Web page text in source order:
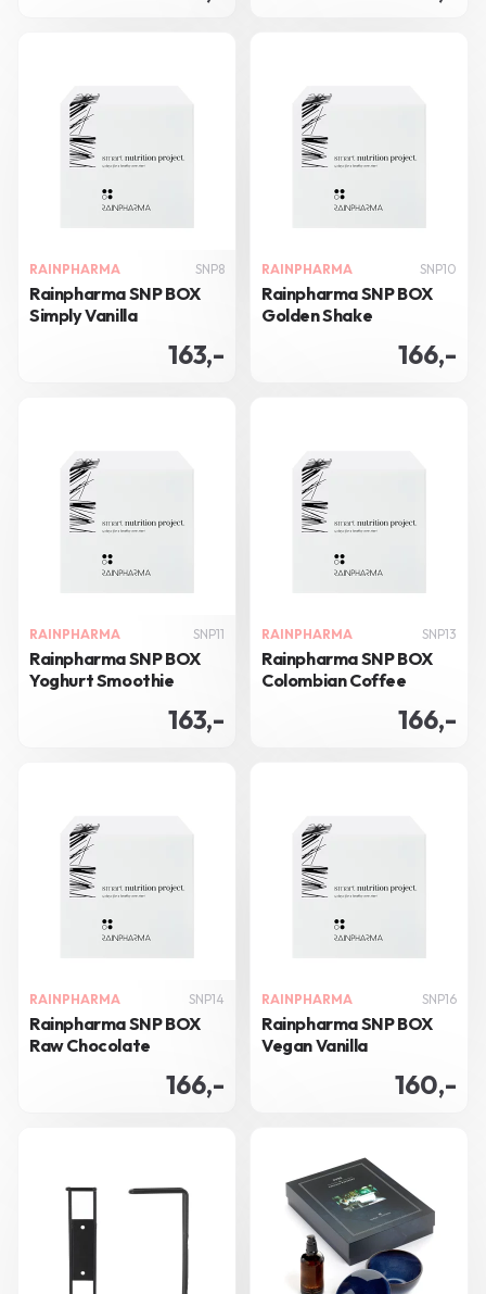
RAINPHARMA SNP8
Rainpharma SNP BOX
Simply Vanilla
163,-
RAINPHARMA SNP10
Rainpharma SNP BOX
Golden Shake
166,-
RAINPHARMA SNP11
Rainpharma SNP BOX
Yoghurt Smoothie
163,-
RAINPHARMA SNP13
Rainpharma SNP BOX
Colombian Coffee
166,-
RAINPHARMA SNP14
Rainpharma SNP BOX
Raw Chocolate
166,-
RAINPHARMA SNP16
Rainpharma SNP BOX
Vegan Vanilla
160,-